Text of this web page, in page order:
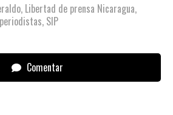
, Libertad de prensa Nicaragua,
periodistas, SIP
Comentar